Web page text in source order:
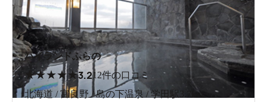
ハイランドふらの
★★★★★3.212件の口コミ
北海道 / 富良野 / 島の下温泉 / 学田駅3.7km